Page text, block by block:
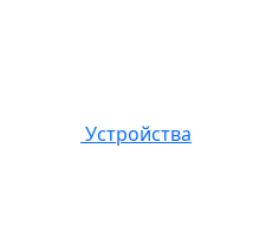
Устройства